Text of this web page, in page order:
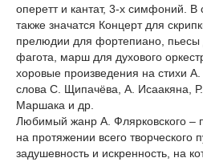
оперетт и кантат, 3-х симфоний. В
также значатся Концерт для
прелюдии для фортепиано, пьесы
фагота, марш для духового
хоровые произведения на стихи
слова С. Щипачёва, А. Исаакяна, Р.
Маршака и др.
Любимый жанр А. Флярковского –
на протяжении всего творческого
задушевность и искренность, на